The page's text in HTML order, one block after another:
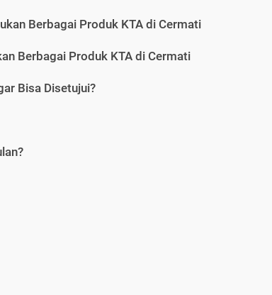
Berbagai Produk KTA di Cermati
Berbagai Produk KTA di Cermati
Bisa Disetujui?